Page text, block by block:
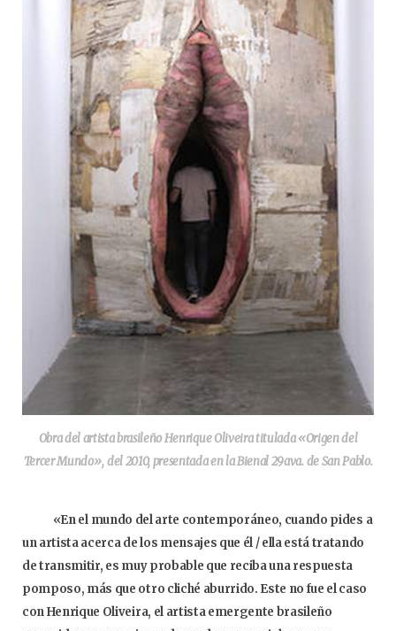
Obra del artista brasileño Henrique Oliveira titulada «Origen del
Tercer Mundo», del 2010, presentada en la Bienal 29ava. de San Pablo.
«En el mundo del arte contemporáneo, cuando pides a
un artista acerca de los mensajes que él / ella está tratando
de transmitir, es muy probable que reciba una respuesta
pomposo, más que otro cliché aburrido. Este no fue el caso
con Henrique Oliveira, el artista emergente brasileño